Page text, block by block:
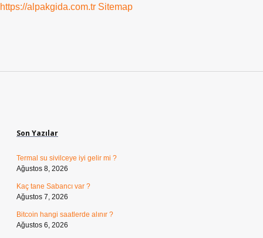
https://alpakgida.com.tr Sitemap
Son Yazılar
Termal su sivilceye iyi gelir mi ?
Ağustos 8, 2026
Kaç tane Sabancı var ?
Ağustos 7, 2026
Bitcoin hangi saatlerde alınır ?
Ağustos 6, 2026